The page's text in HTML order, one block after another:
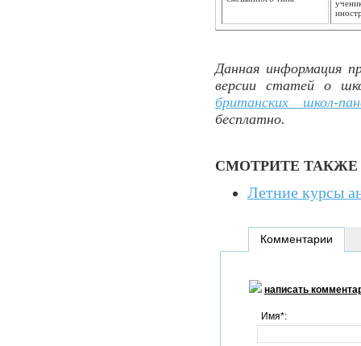
Данная информация
версии статей о
британских школ-
бесплатно.
СМОТРИТЕ ТАКЖЕ
Летние курсы
Комментарии
написать
Имя*: